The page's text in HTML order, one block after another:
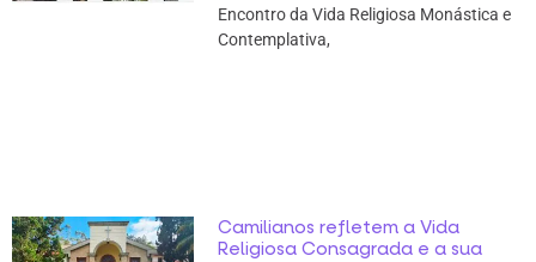
Encontro da Vida Religiosa Monástica e
Contemplativa,
Camilianos refletem a Vida
Religiosa Consagrada e a sua